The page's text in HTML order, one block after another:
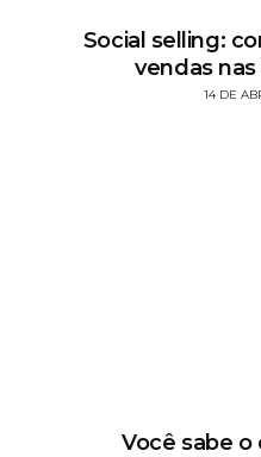
Social selling:
vendas
14 DE
Você sabe